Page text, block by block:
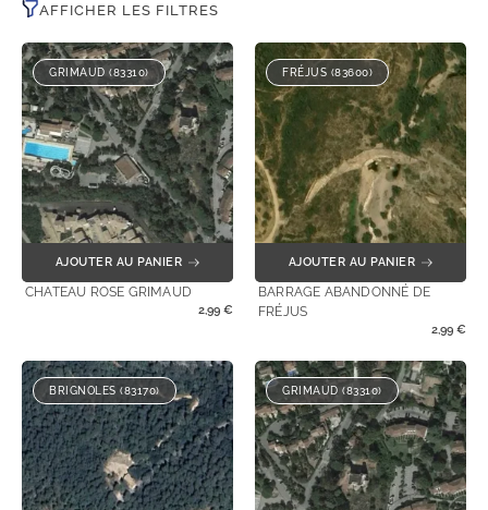
unique et mystérieuse. 🏚️ Assurez-vous de bien respecter
ces espaces.
AFFICHER LES FILTRES
GRIMAUD (83310)
AJOUTER AU PANIER
CHATEAU ROSE GRIMAUD
2,99 €
FRÉJUS (83600)
AJOUTER AU PANIER
BARRAGE ABANDONNÉ DE
FRÉJUS
2,99 €
BRIGNOLES (83170) GRIMAUD (83310)